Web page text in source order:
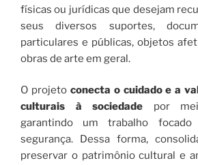
físicas ou jurídicas que desejam
seus diversos suportes,
particulares e públicas, objetos
obras de arte em geral.
O projeto conecta o cuidado e a
culturais à sociedade por
garantindo um trabalho
segurança. Dessa forma,
preservar o patrimônio cultural e